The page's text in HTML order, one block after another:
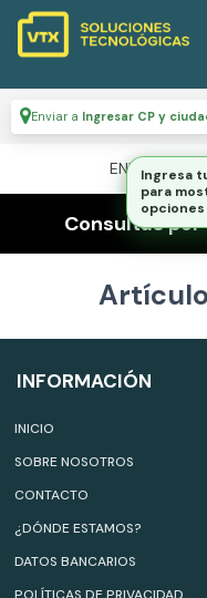
Enviar a Ingresar CP y
ENVÍO
Consultas por
INFORMACIÓN
INICIO
SOBRE NOSOTROS
CONTACTO
¿DÓNDE ESTAMOS?
DATOS BANCARIOS
Ingresa
para